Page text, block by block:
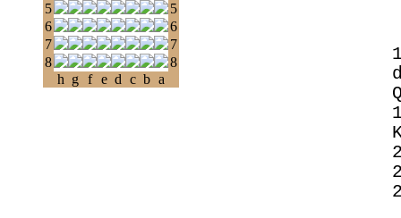
5
5
6
6
7
7
8
8
h g f e d c b a